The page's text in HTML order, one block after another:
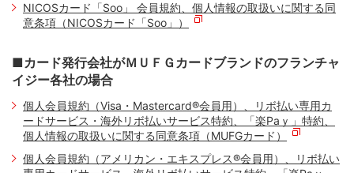
NICOSカード「Soo」 会員規約、個人情報の取扱いに関する同
意条項（NICOSカード「Soo」）
■カード発行会社がＭＵＦＧカードブランドのフランチャ
イジー各社の場合
個人会員規約（Visa・Mastercard®会員用）、リボ払い専用カ
ードサービス・海外リボ払いサービス特約、「楽Paｙ」特約、
個人情報の取扱いに関する同意条項（MUFGカード）
個人会員規約（アメリカン・エキスプレス®会員用）、リボ払い